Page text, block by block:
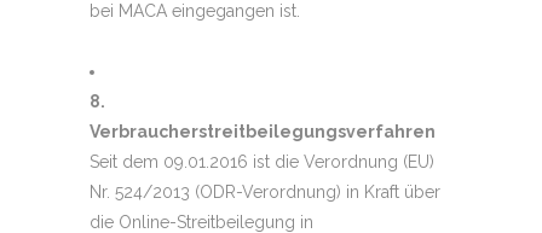
bei MACA eingegangen ist.
8.
Verbraucherstreitbeilegungsverfahren
Seit dem 09.01.2016 ist die Verordnung (EU)
Nr. 524/2013 (ODR-Verordnung) in Kraft über
die Online-Streitbeilegung in